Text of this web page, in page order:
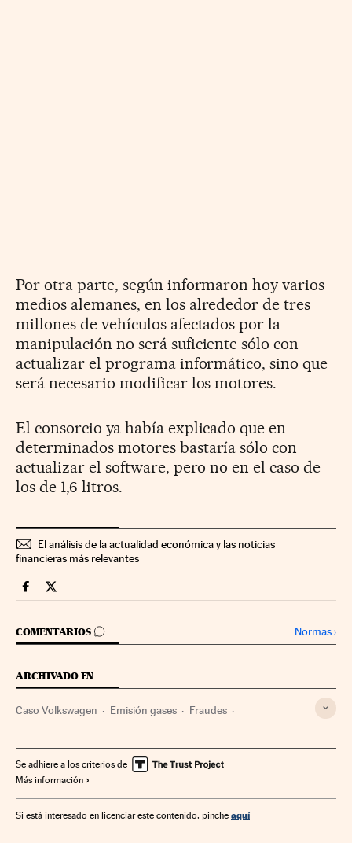
Por otra parte, según informaron hoy varios
medios alemanes, en los alrededor de tres
millones de vehículos afectados por la
manipulación no será suficiente sólo con
actualizar el programa informático, sino que
será necesario modificar los motores.
El consorcio ya había explicado que en
determinados motores bastaría sólo con
actualizar el software, pero no en el caso de
los de 1,6 litros.
El análisis de la actualidad económica y las noticias
financieras más relevantes
Companias Cinco Días en Facebook
Companias Cinco Días en Twitter
COMENTARIOS
IR A LOS COMENTARIOS Normas›
ARCHIVADO EN
Caso Volkswagen Emisión gases Fraudes
Contaminación Fabricantes automóviles
Delitos Economía Industria Justicia Medio ambiente
Se adhiere a los criterios de
Más información
Si está interesado en licenciar este contenido, pinche aquí